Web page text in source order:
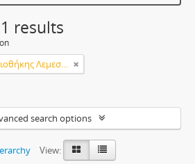
results
Ίδρυση Δημοτικής Βιβλιοθήκης Λεμεσού
search options
View: